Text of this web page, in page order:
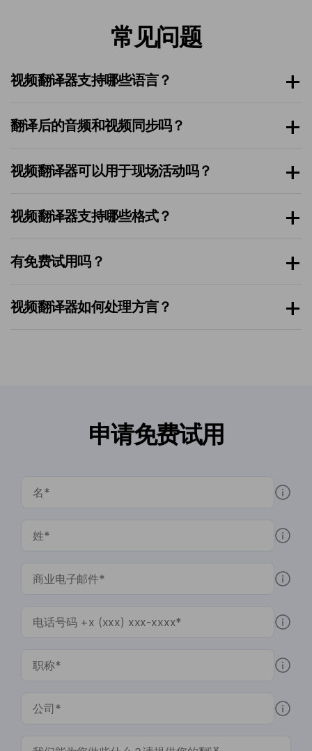
常见问题
视频翻译器支持哪些语言？
翻译后的音频和视频同步吗？
视频翻译器可以用于现场活动吗？
视频翻译器支持哪些格式？
有免费试用吗？
视频翻译器如何处理方言？
申请免费试用